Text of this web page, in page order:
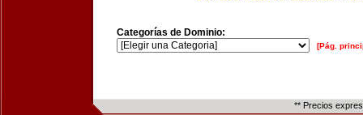
Categorías de Dominio:
[Pág.
** Precios